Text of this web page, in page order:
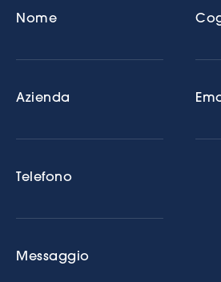
Nome
Azienda
Telefono
Messaggio